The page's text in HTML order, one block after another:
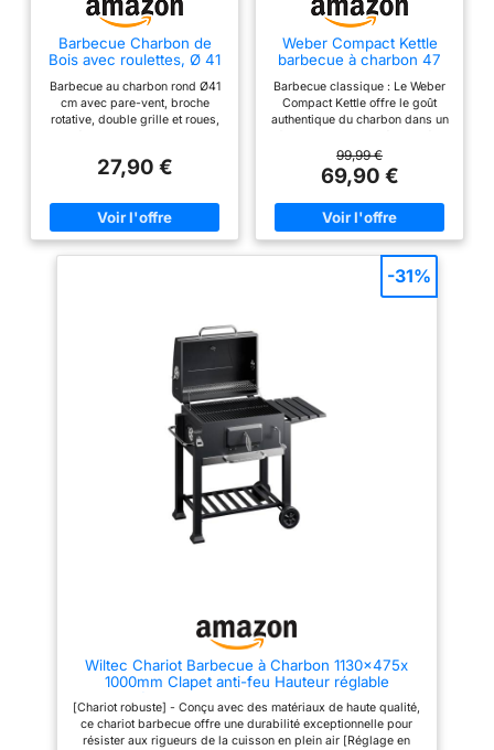
Barbecue Charbon de
Bois avec roulettes, Ø 41
Protection Contre Le
Vent, Noir
Barbecue au charbon rond Ø41
cm avec pare-vent, broche
rotative, double grille et roues,
27,90 €
Weber Compact Kettle
barbecue à charbon 47
Barbecue classique : Le Weber
Compact Kettle offre le goût
authentique du charbon dans un
pour les repas en famille et les
grillades occasionnelles en
extérieur Performance efficace :
La cuve et le couvercle en acier
émaillé résistent à la rouille et
conservent efficacement la
chaleur, permettant d’atteindre
des températures constantes
pour des grillades savoureuses
Cuisson homogène : La grille de
simultanément Contrôle précis :
Les clapets d’aération réglables
couvercle Entretien simplifié :
Les roues tout-terrain, les
99,99 €
69,90 €
Wiltec Chariot Barbecue à Charbon 1130x475x
1000mm Clapet anti-feu Hauteur réglable
Thermomètre Espaces rangement Ouvre-bouteille
Grillade Jardin BBQ
[Chariot robuste] - Conçu avec des matériaux de haute qualité,
ce chariot barbecue offre une durabilité exceptionnelle pour
résister aux rigueurs de la cuisson en plein air [Réglage en
-31%